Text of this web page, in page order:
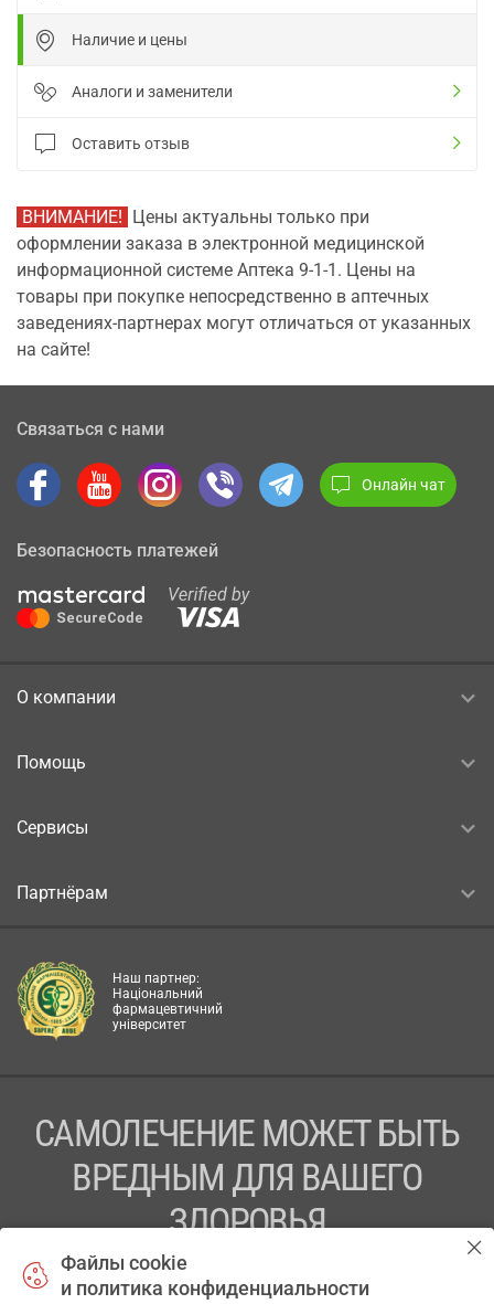
Наличие и цены
Аналоги и заменители
Оставить отзыв
ВНИМАНИЕ! Цены актуальны только при
оформлении заказа в электронной медицинской
информационной системе Аптека 9-1-1. Цены на
товары при покупке непосредственно в аптечных
заведениях-партнерах могут отличаться от указанных
на сайте!
Связаться с нами
Онлайн чат
Безопасность платежей
О компании
Помощь
Сервисы
Партнёрам
Наш партнер:
Національний
фармацевтичний
університет
САМОЛЕЧЕНИЕ МОЖЕТ БЫТЬ
ВРЕДНЫМ ДЛЯ ВАШЕГО
ЗДОРОВЬЯ
ПЕРЕД ПРИМЕНЕНИЕМ ПРЕПАРАТА
ПРОКОНСУЛЬТИРУЙТЕСЬ С ВРАЧОМ
Файлы cookie
и политика конфиденциальности